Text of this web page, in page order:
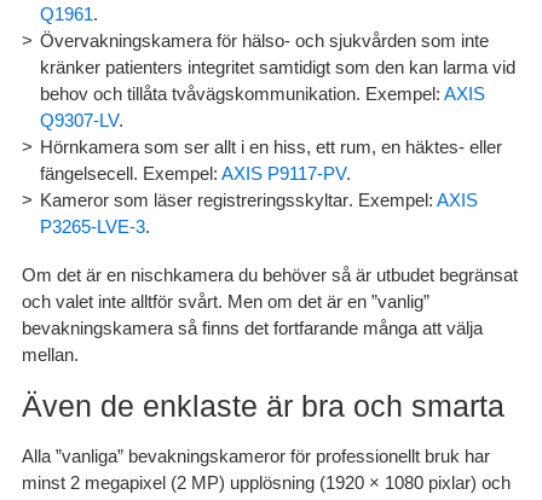
Q1961.
Övervakningskamera för hälso- och sjukvårdensom inte
kränker patienters integritet samtidigt som den kan larma vid
behov och tillåta tvåvägskommunikation. Exempel: AXIS
Q9307-LV.
Hörnkamerasom ser allt i en hiss, ett rum, en häktes- eller
fängelsecell. Exempel: AXIS P9117-PV.
Kameror som läser registreringsskyltar. Exempel: AXIS
P3265-LVE-3.
Om det är en nischkamera du behöver så är utbudet begränsat
och valet inte alltför svårt. Men om det är en ”vanlig”
bevakningskamera så finns det fortfarande många att välja
mellan.
Även de enklaste är bra och smarta
Alla ”vanliga” bevakningskameror för professionellt bruk har
minst 2 megapixel (2 MP) upplösning (1920 × 1080 pixlar) och